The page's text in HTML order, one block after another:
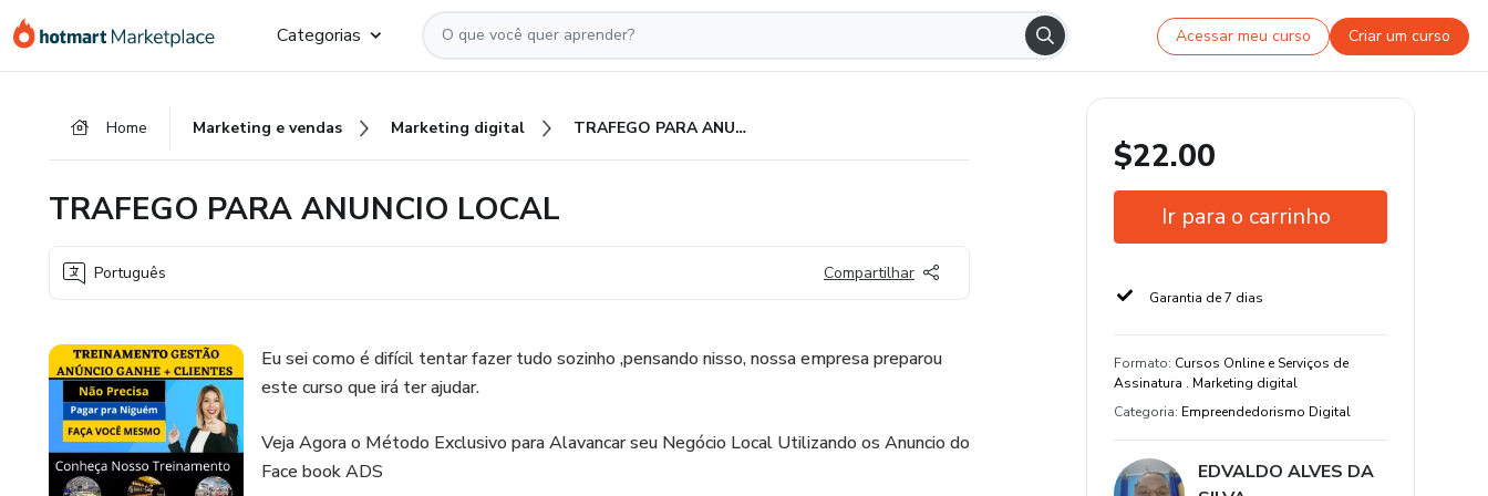
para
para
para
Categorias Acessar meu curso Criar um curso
Home Marketing e vendas Marketing digital TRAFEGO PARA ANUNCIO LOCAL
TRAFEGO PARA ANUNCIO LOCAL
Português Compartilhar
Eu sei como é difícil tentar fazer tudo sozinho ,pensando nisso, nossa empresa preparou
este curso que irá ter ajudar.
Veja Agora o Método Exclusivo para Alavancar seu Negócio Local Utilizando os Anuncio do
Face book ADS
$22.00
Ir para o carrinho
Garantia de 7 dias
Formato: Cursos Online e Serviços de
Assinatura . Marketing digital
Categoria: Empreendedorismo Digital
EDVALDO ALVES DA